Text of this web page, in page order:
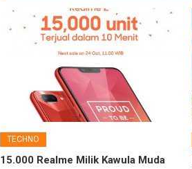
TECHNO
15.000 Realme Milik Kawula Muda